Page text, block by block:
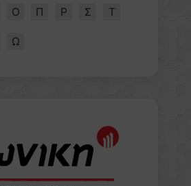
Ο Π Ρ Σ Τ
Ω